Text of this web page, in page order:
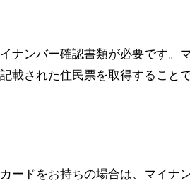
ナンバー確認書類が必要です。
載された住民票を取得すること
ードをお持ちの場合は、マイナ